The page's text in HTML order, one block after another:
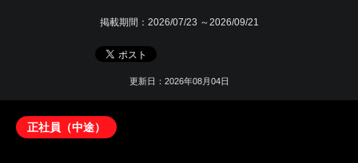
掲載期間： 2026/07/23 ～2026/09/21
更新日：2026年08月04日
正社員（中途）